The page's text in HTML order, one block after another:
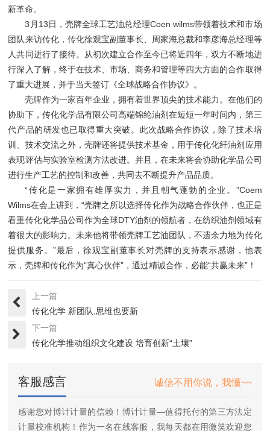
新革命。
3月13日，壳牌全球工艺油总经理Coen wilms带领着技术和市场
团队来访传化，传化徐观宝副董事长、周家海总裁和李彦海总经理等
人共同进行了接待。从初次建立合作至今已将近四年，双方不断地进
行深入了解，终于在技术、市场、商务和管理等四大方面的合作取得
了重大进展，并于当天签订《全球战略合作协议》。
壳牌作为一家百年企业，拥有着世界顶尖的技术能力。在他们的
协助下，传化化学品有限公司高端锦纶油剂在短短一年时间内，第三
代产品的研发也已取得重大突破。此次战略合作协议，除了技术培
训、技术交流之外，壳牌还将提供技术基金，用于传化化纤油剂应用
表现评估与实验室检测方法改进。并且，在未来将会协助化学品公司
进行生产工艺的控制和改善，共同去不断提升产品品质。
“传化是一家拥有雄厚实力，并且朝气蓬勃的企业。”Coem
Wilms在会上讲到，“壳牌之所以选择传化作为战略合作伙伴，也正是
看重传化化学品公司作为全球DTY油剂的领航者，在纺织油剂领域有
着很大的影响力。未来他将带领壳牌工艺油团队，不遗余力地为传化
提供服务。”最后，徐观宝副董事长对壳牌的支持表示感谢，他表
示，壳牌和传化作为“真心伙伴”，通过精诚合作，必能“共赢未来”！
上一篇
传化化学 新团队,思维也要新
下一篇
传化化学推动组织文化建设 培育创新“土壤”
客服感言 诚信不用你说，我懂~~
感谢您对博计计量的信赖！博计计量—值得托付的第三方法定
计量校准机构！作为一名在线客服，我每天都在用微笑欢迎您